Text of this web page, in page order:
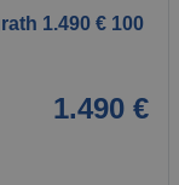
1.490 € 100
1.490 €